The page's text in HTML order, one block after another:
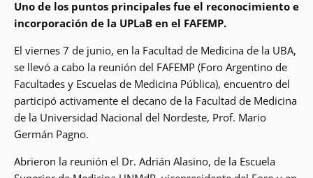
Uno de los puntos principales fue el reconocimiento e
incorporación de la UPLaB en el FAFEMP.
El viernes 7 de junio, en la Facultad de Medicina de la UBA,
se llevó a cabo la reunión del FAFEMP (Foro Argentino de
Facultades y Escuelas de Medicina Pública), encuentro del
participó activamente el decano de la Facultad de Medicina
de la Universidad Nacional del Nordeste, Prof. Mario
Germán Pagno.
Abrieron la reunión el Dr. Adrián Alasino, de la Escuela